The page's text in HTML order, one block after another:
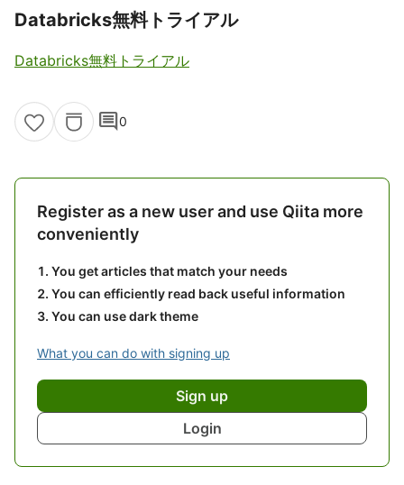
Databricks無料トライアル
Databricks無料トライアル
comment0
Register as a new user and use Qiita more
conveniently
You get articles that match your needs
You can efficiently read back useful information
You can use dark theme
What you can do with signing up
Sign up
Login